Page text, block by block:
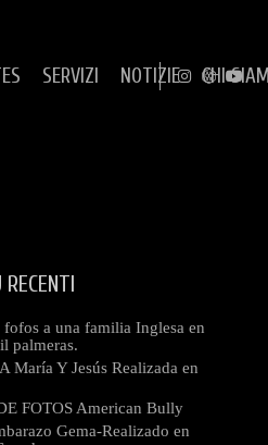
SERVIZI NOTIZIE CHI
fofos a una familia Inglesa en
palmeras.
María Y Jesús Realizada en
FOTOS American Bully
Gema-Realizado en